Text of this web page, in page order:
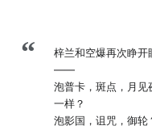
“
梓兰和空爆再次睁开
——
泡普卡，斑点，月
一样？
泡影国，诅咒，御轮